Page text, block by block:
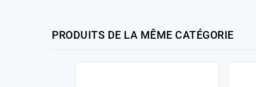
PRODUITS DE LA MÊME CATÉGORIE